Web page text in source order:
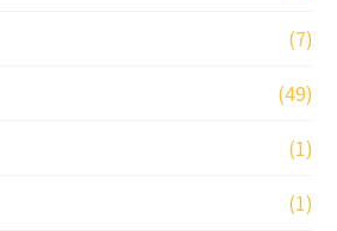
(7)
(49)
(1)
(1)